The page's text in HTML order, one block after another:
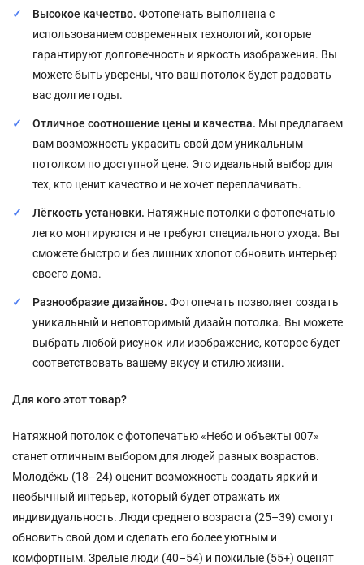
Высокое качество. Фотопечать выполнена с
использованием современных технологий, которые
гарантируют долговечность и яркость изображения. Вы
можете быть уверены, что ваш потолок будет радовать
вас долгие годы.
Отличное соотношение цены и качества. Мы предлагаем
вам возможность украсить свой дом уникальным
потолком по доступной цене. Это идеальный выбор для
тех, кто ценит качество и не хочет переплачивать.
Лёгкость установки. Натяжные потолки с фотопечатью
легко монтируются и не требуют специального ухода. Вы
сможете быстро и без лишних хлопот обновить интерьер
своего дома.
Разнообразие дизайнов. Фотопечать позволяет создать
уникальный и неповторимый дизайн потолка. Вы можете
выбрать любой рисунок или изображение, которое будет
соответствовать вашему вкусу и стилю жизни.
Для кого этот товар?
Натяжной потолок с фотопечатью «Небо и объекты 007»
станет отличным выбором для людей разных возрастов.
Молодёжь (18–24) оценит возможность создать яркий и
необычный интерьер, который будет отражать их
индивидуальность. Люди среднего возраста (25–39) смогут
обновить свой дом и сделать его более уютным и
комфортным. Зрелые люди (40–54) и пожилые (55+) оценят